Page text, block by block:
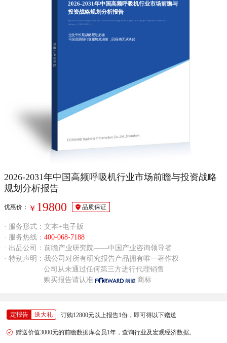
2026-2031年中国高频呼吸机行业市场前瞻与
投资战略规划分析报告
Report of Market Prospective and Investment Strategy Planning On China High Frequency Ventilator
Industry（2026-2031）
企业中长期战略规划必备
不深度调研行业形势就决策，回报将无从谈起
2026-2031年中国高频呼吸机行业市场前瞻与投资战略
规划分析报告
优惠价： ￥ 19800 品质保证
· 服务形式：文本+电子版
· 服务热线： 400-068-7188
· 出品公司：前瞻产业研究院——中国产业咨询领导者
· 特别声明：我公司对所有研究报告产品拥有唯一著作权
公司从未通过任何第三方进行代理销售
购买报告请认准
商标
定报告 送大礼 订购12800元以上报告1份，即可得以下赠送
赠送价值3000元的前瞻数据库会员1年，查询行业及宏观经济数据。